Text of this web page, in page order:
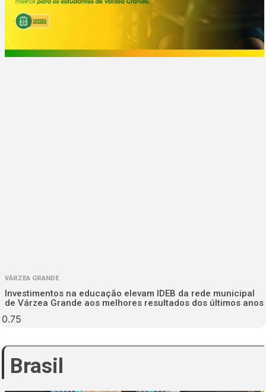
VÁRZEA GRANDE
Investimentos na educação elevam IDEB da rede municipal
de Várzea Grande aos melhores resultados dos últimos anos
Brasil